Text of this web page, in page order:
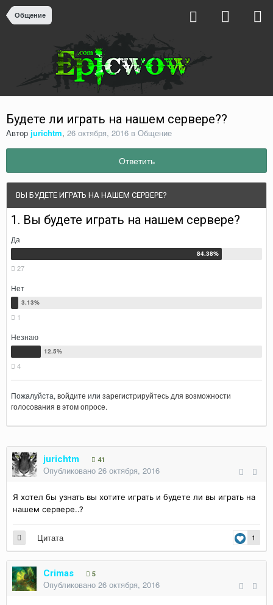
Общение
Будете ли играть на нашем сервере??
Автор jurichtm, 26 октября, 2016 в Общение
Ответить
ВЫ БУДЕТЕ ИГРАТЬ НА НАШЕМ СЕРВЕРЕ?
1. Вы будете играть на нашем сервере?
Да
27
Нет
1
Незнаю
4
Пожалуйста, войдите или зарегистрируйтесь для возможности
голосования в этом опросе.
jurichtm 41
Опубликовано 26 октября, 2016
Я хотел бы узнать вы хотите играть и будете ли вы играть на
нашем сервере..?
1
Цитата
Crimas 5
Опубликовано 26 октября, 2016